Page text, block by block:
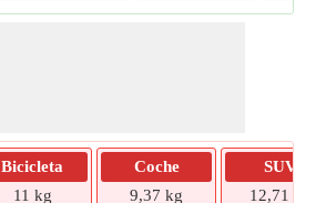
Bicicleta
11 kg
Coche
9,37 kg
SUV
12,71 kg